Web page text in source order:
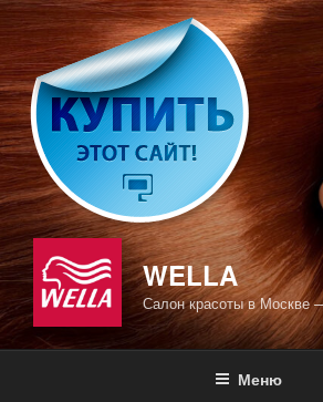
Перейти
к
содержимому
WELLA
Салон красоты в Москве
Меню